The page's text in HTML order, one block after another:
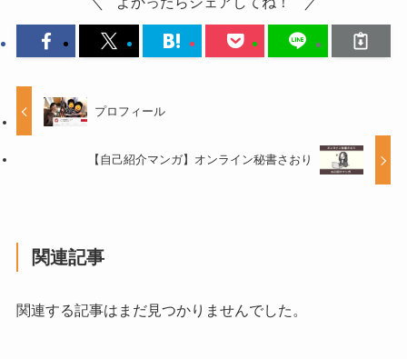
プロフィール
【自己紹介マンガ】オンライン秘書さおり
関連記事
関連する記事はまだ見つかりませんでした。